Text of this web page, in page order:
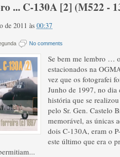
... C-130A [2] (M522 -
de 2011 às 00:37
No comments
Se bem me lembro …
estacionados na
vez que os fotografei
Junho de 1997, no
história que se
pelo Sr. Gen. Castelo
memorável, as únicas
dois C-130A, eram o
este último que era o